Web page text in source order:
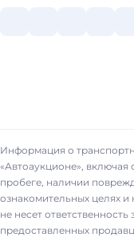
Информация о
«Автоаукционе», включая
пробеге, наличии
ознакомительных целях
не несет
предоставленных